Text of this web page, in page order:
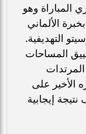
المباراة وهو
الألماني
التهديفية.
المساحات
الأخير على
إيجابية